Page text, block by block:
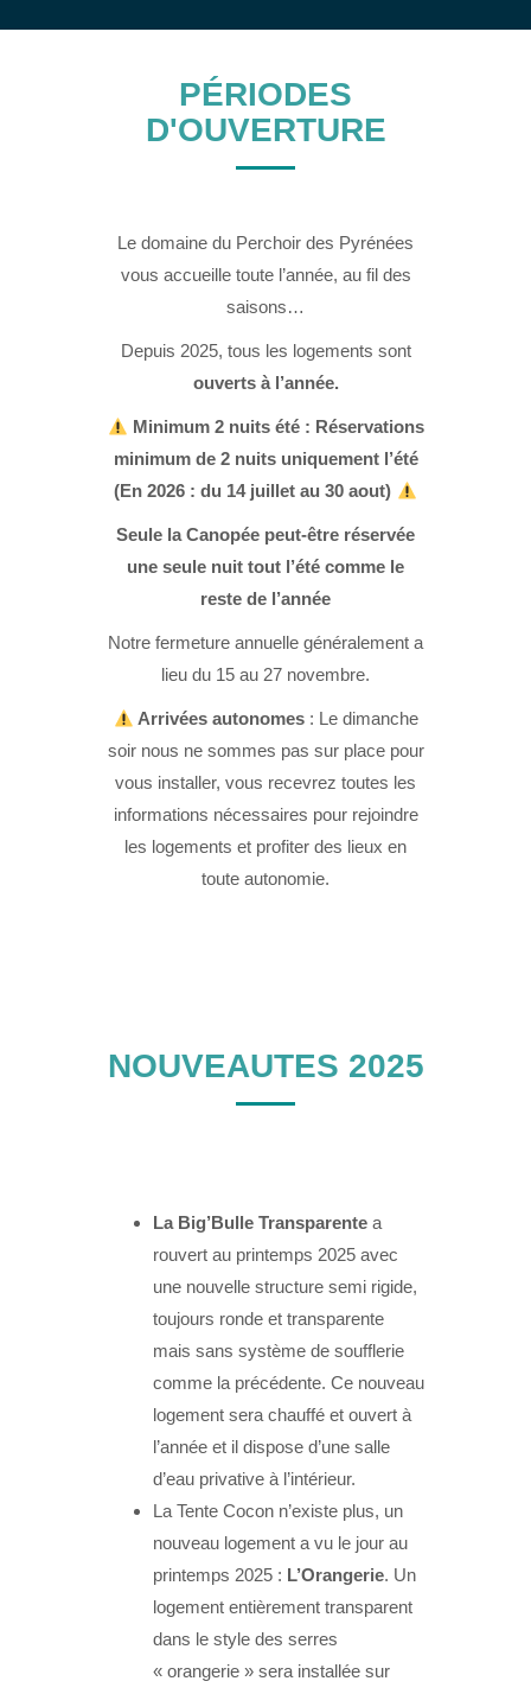
PÉRIODES
D'OUVERTURE
Le domaine du Perchoir des Pyrénées
vous accueille toute l’année, au fil des
saisons…
Depuis 2025, tous les logements sont
ouverts à l’année.
Minimum 2 nuits été : Réservations
minimum de 2 nuits uniquement l’été
(En 2026 : du 14 juillet au 30 aout)
Seule la Canopée peut-être réservée
une seule nuit tout l’été comme le
reste de l’année
Notre fermeture annuelle généralement a
lieu du 15 au 27 novembre.
Arrivées autonomes: Le dimanche
soir nous ne sommes pas sur place pour
vous installer, vous recevrez toutes les
informations nécessaires pour rejoindre
les logements et profiter des lieux en
toute autonomie.
NOUVEAUTES 2025
La Big’Bulle Transparente a
rouvert au printemps 2025 avec
une nouvelle structure semi rigide,
toujours ronde et transparente
mais sans système de soufflerie
comme la précédente. Ce nouveau
logement sera chauffé et ouvert à
l’année et il dispose d’une salle
d’eau privative à l’intérieur.
La Tente Cocon n’existe plus, un
nouveau logement a vu le jour au
printemps 2025 : L’Orangerie. Un
logement entièrement transparent
dans le style des serres
« orangerie » sera installée sur